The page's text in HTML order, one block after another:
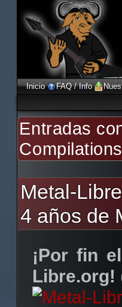
Inicio FAQ / Info
Entradas
Compilations
Metal-
4 años de
¡Por fin
Libre.org!